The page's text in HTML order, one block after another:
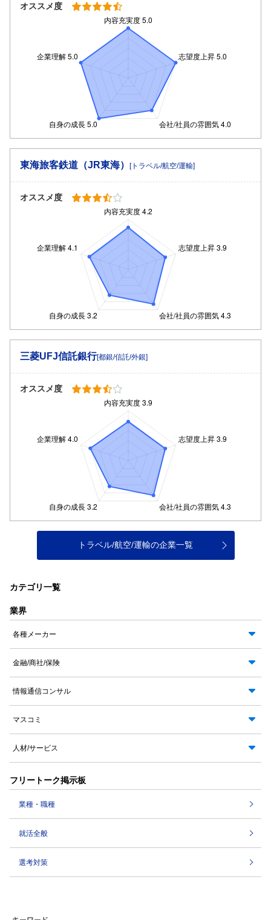
オススメ度
東海旅客鉄道（JR東海） [トラベル/航空/運輸]
オススメ度
三菱UFJ信託銀行[都銀/信託/外銀]
オススメ度
トラベル/航空/運輸の企業一覧
カテゴリ一覧
業界
各種メーカー
金融/商社/保険
情報通信コンサル
マスコミ
人材/サービス
フリートーク掲示板
業種・職種
就活全般
選考対策